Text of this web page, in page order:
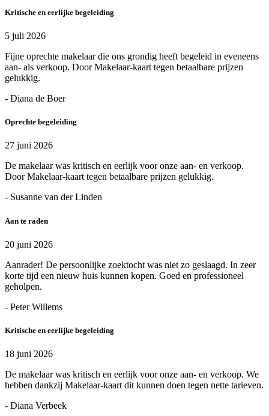
Kritische en eerlijke begeleiding
5 juli 2026
Fijne oprechte makelaar die ons grondig heeft begeleid in eveneens
aan- als verkoop. Door Makelaar-kaart tegen betaalbare prijzen
gelukkig.
- Diana de Boer
Oprechte begeleiding
27 juni 2026
De makelaar was kritisch en eerlijk voor onze aan- en verkoop.
Door Makelaar-kaart tegen betaalbare prijzen gelukkig.
- Susanne van der Linden
Aan te raden
20 juni 2026
Aanrader! De persoonlijke zoektocht was niet zo geslaagd. In zeer
korte tijd een nieuw huis kunnen kopen. Goed en professioneel
geholpen.
- Peter Willems
Kritische en eerlijke begeleiding
18 juni 2026
De makelaar was kritisch en eerlijk voor onze aan- en verkoop. We
hebben dankzij Makelaar-kaart dit kunnen doen tegen nette tarieven.
- Diana Verbeek